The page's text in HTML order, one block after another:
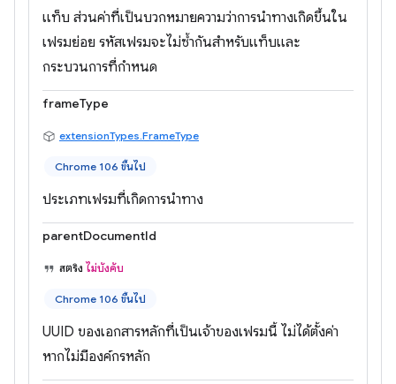
แท็บ ส่วนค่าที่เป็นบวกหมายความว่าการนำทางเกิดขึ้นใน
เฟรมย่อย รหัสเฟรมจะไม่ซ้ำกันสำหรับแท็บและ
กระบวนการที่กำหนด
frameType
extensionTypes.FrameType
Chrome 106 ขึ้นไป
ประเภทเฟรมที่เกิดการนำทาง
parentDocumentId
สตริง ไม่บังคับ
Chrome 106 ขึ้นไป
UUID ของเอกสารหลักที่เป็นเจ้าของเฟรมนี้ ไม่ได้ตั้งค่า
หากไม่มีองค์กรหลัก